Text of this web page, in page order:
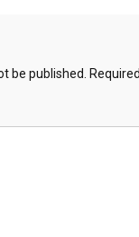
be published.